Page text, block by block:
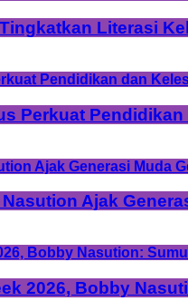
Literasi
Perkuat
Ajak
2026, Bobby